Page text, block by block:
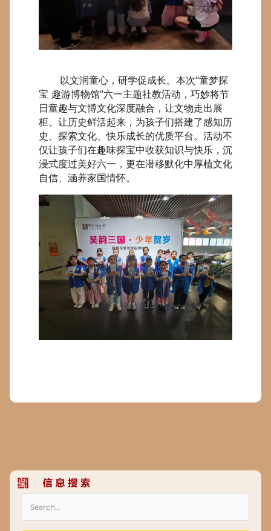
以文润童心，研学促成长。本次“童梦探
宝 趣游博物馆”六一主题社教活动，巧妙将节
日童趣与文博文化深度融合，让文物走出展
柜、让历史鲜活起来，为孩子们搭建了感知历
史、探索文化、快乐成长的优质平台。活动不
仅让孩子们在趣味探宝中收获知识与快乐，沉
浸式度过美好六一，更在潜移默化中厚植文化
自信、涵养家国情怀。